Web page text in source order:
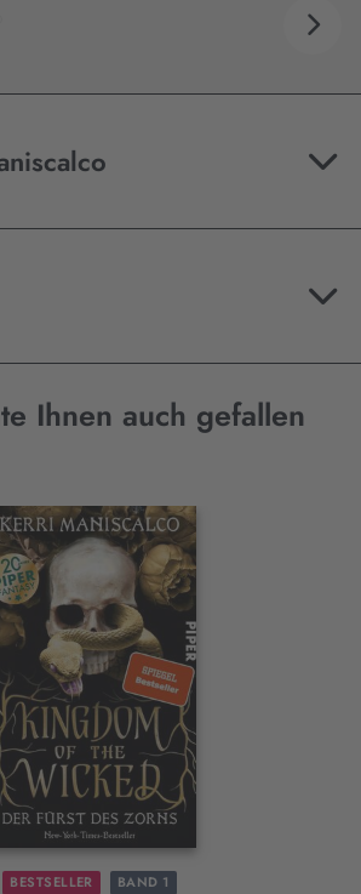
Ihnen auch gefallen
BESTSELLER BAND 1